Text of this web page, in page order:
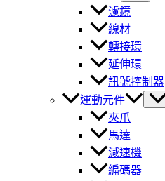
濾鏡
線材
轉接環
延伸環
訊號控制器
運動元件
夾爪
馬達
減速機
編碼器